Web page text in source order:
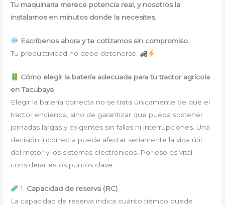
Tu maquinaria merece potencia real, y nosotros la
instalamos en minutos donde la necesites.
Escríbenos ahora y te cotizamos sin compromiso.
Tu productividad no debe detenerse.
Cómo elegir la batería adecuada para tu tractor agrícola
en Tacubaya
Elegir la batería correcta no se trata únicamente de que el
tractor encienda, sino de garantizar que pueda sostener
jornadas largas y exigentes sin fallas ni interrupciones. Una
decisión incorrecta puede afectar seriamente la vida útil
del motor y los sistemas electrónicos. Por eso es vital
considerar estos puntos clave:
1. Capacidad de reserva (RC)
La capacidad de reserva indica cuánto tiempo puede